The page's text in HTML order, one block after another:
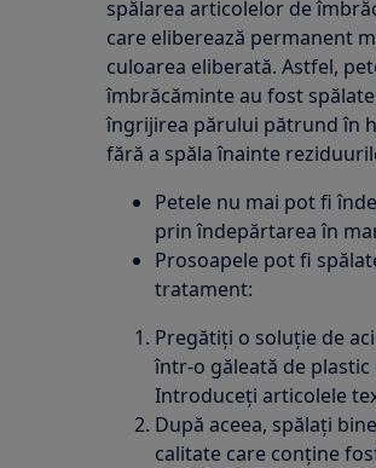
spălarea articolelor de
care eliberează permanent
culoarea eliberată. Astfel,
îmbrăcăminte au fost
îngrijirea părului pătrund în
fără a spăla înainte
Petele nu mai pot fi
prin îndepărtarea în
Prosoapele pot fi
tratament:
Pregătiți o soluție de
într-o găleată de plastic
Introduceți articolele
După aceea, spălați
calitate care conține